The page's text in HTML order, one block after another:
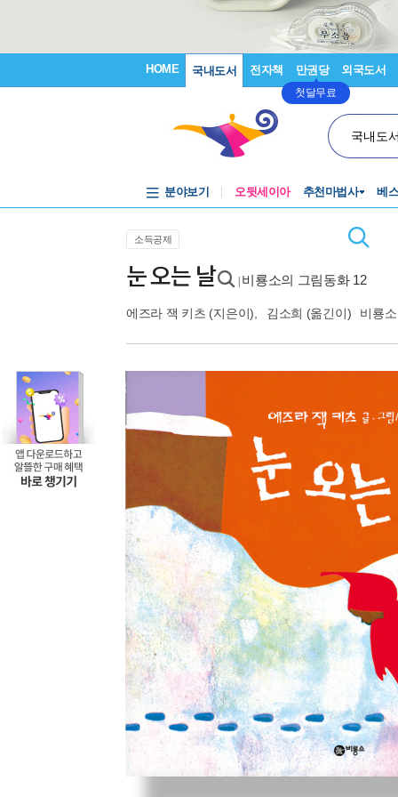
HOME 국내도서 전자책 만권당
첫달무료
외국도서
국내도
분야보기 오뒷세이아 추천마법사 베
소득공제
눈 오는 날 비룡소의 그림동화 12
에즈라 잭 키츠 (지은이), 김소희 (옮긴이) 비룡소